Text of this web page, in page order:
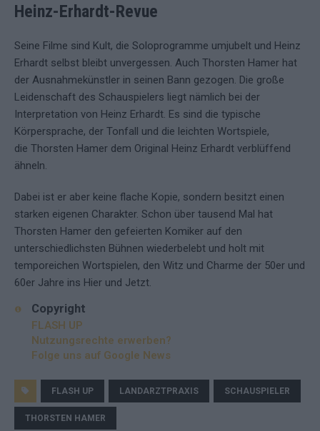
Heinz-Erhardt-Revue
Seine Filme sind Kult, die Soloprogramme umjubelt und Heinz
Erhardt selbst bleibt unvergessen. Auch Thorsten Hamer hat
der Ausnahmekünstler in seinen Bann gezogen. Die große
Leidenschaft des Schauspielers liegt nämlich bei der
Interpretation von Heinz Erhardt. Es sind die typische
Körpersprache, der Tonfall und die leichten Wortspiele,
die Thorsten Hamer dem Original Heinz Erhardt verblüffend
ähneln.
Dabei ist er aber keine flache Kopie, sondern besitzt einen
starken eigenen Charakter. Schon über tausend Mal hat
Thorsten Hamer den gefeierten Komiker auf den
unterschiedlichsten Bühnen wiederbelebt und holt mit
temporeichen Wortspielen, den Witz und Charme der 50er und
60er Jahre ins Hier und Jetzt.
Copyright
FLASH UP
Nutzungsrechte erwerben?
Folge uns auf Google News
FLASH UP LANDARZTPRAXIS SCHAUSPIELER
THORSTEN HAMER